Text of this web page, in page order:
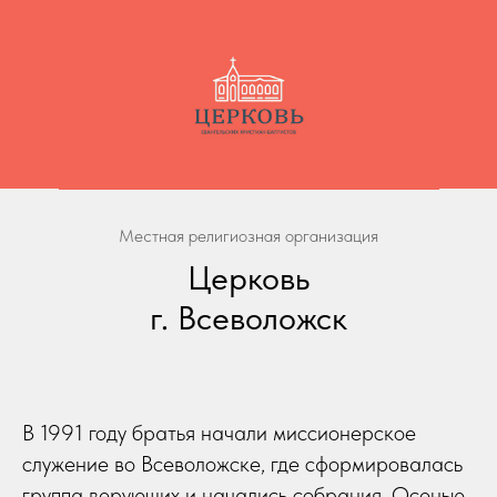
Местная религиозная организация
Церковь
г. Всеволожск
В 1991 году братья начали миссионерское
служение во Всеволожске, где сформировалась